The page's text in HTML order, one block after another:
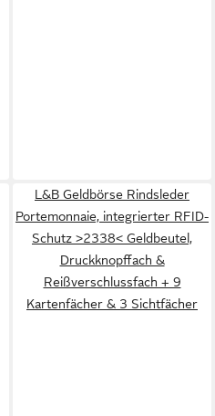
L&B Geldbörse Rindsleder
Portemonnaie, integrierter RFID-
Schutz >2338< Geldbeutel,
Druckknopffach &
Reißverschlussfach + 9
Kartenfächer & 3 Sichtfächer